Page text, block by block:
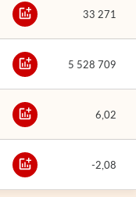
33 271
5 528 709
6,02
-2,08